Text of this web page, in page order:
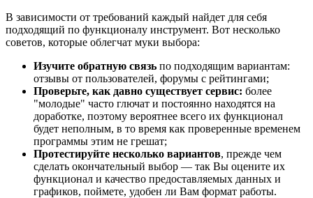
В зависимости от требований каждый найдет для себя
подходящий по функционалу инструмент. Вот несколько
советов, которые облегчат муки выбора:
Изучите обратную связь по подходящим вариантам:
отзывы от пользователей, форумы с рейтингами;
Проверьте, как давно существует сервис: более
"молодые" часто глючат и постоянно находятся на
доработке, поэтому вероятнее всего их функционал
будет неполным, в то время как проверенные временем
программы этим не грешат;
Протестируйте несколько вариантов, прежде чем
сделать окончательный выбор — так Вы оцените их
функционал и качество предоставляемых данных и
графиков, поймете, удобен ли Вам формат работы.